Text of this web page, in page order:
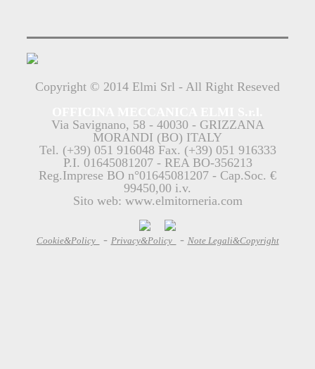
Copyright © 2014 Elmi Srl - All Right Reseved
Via Savignano, 58 - 40030 - GRIZZANA
MORANDI (BO) ITALY
Tel. (+39) 051 916048 Fax. (+39) 051 916333
P.I. 01645081207 - REA BO-356213
Reg.Imprese BO n°01645081207 - Cap.Soc. €
99450,00 i.v.
Sito web: www.elmitorneria.com
Cookie&Policy - Privacy&Policy - Note Legali&Copyright